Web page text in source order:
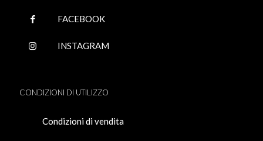
FACEBOOK
INSTAGRAM
CONDIZIONI DI UTILIZZO
Condizioni di vendita